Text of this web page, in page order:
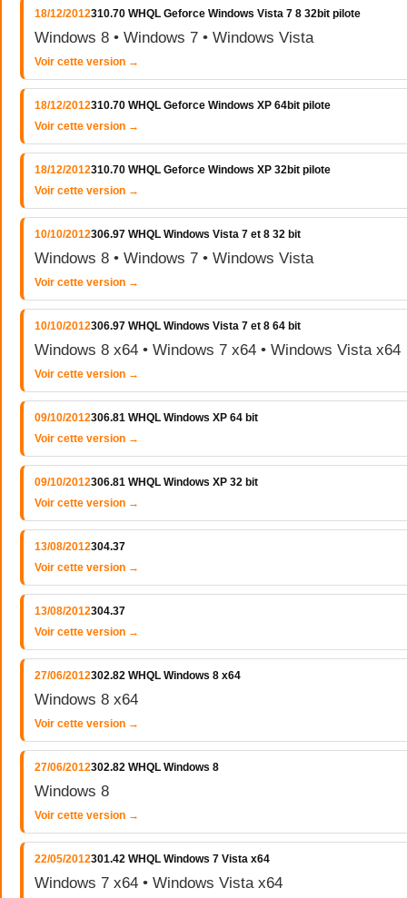
18/12/2012310.70 WHQL Geforce Windows Vista 7 8 32bit pilote
Windows 8 • Windows 7 • Windows Vista
Voir cette version →
18/12/2012310.70 WHQL Geforce Windows XP 64bit pilote
Voir cette version →
18/12/2012310.70 WHQL Geforce Windows XP 32bit pilote
Voir cette version →
10/10/2012306.97 WHQL Windows Vista 7 et 8 32 bit
Windows 8 • Windows 7 • Windows Vista
Voir cette version →
10/10/2012306.97 WHQL Windows Vista 7 et 8 64 bit
Windows 8 x64 • Windows 7 x64 • Windows Vista x64
Voir cette version →
09/10/2012306.81 WHQL Windows XP 64 bit
Voir cette version →
09/10/2012306.81 WHQL Windows XP 32 bit
Voir cette version →
13/08/2012304.37
Voir cette version →
13/08/2012304.37
Voir cette version →
27/06/2012302.82 WHQL Windows 8 x64
Windows 8 x64
Voir cette version →
27/06/2012302.82 WHQL Windows 8
Windows 8
Voir cette version →
22/05/2012301.42 WHQL Windows 7 Vista x64
Windows 7 x64 • Windows Vista x64